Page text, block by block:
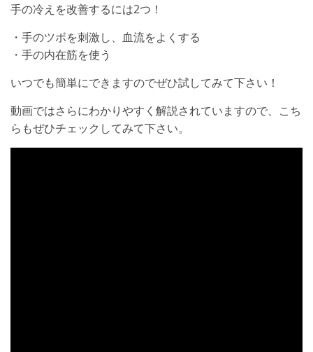
手の冷えを改善するには2つ！
・手のツボを刺激し、血流をよくする
・手の内在筋を使う
いつでも簡単にできますのでぜひ試してみて下さい！
動画ではさらにわかりやすく解説されていますので、こち
らもぜひチェックしてみて下さい。